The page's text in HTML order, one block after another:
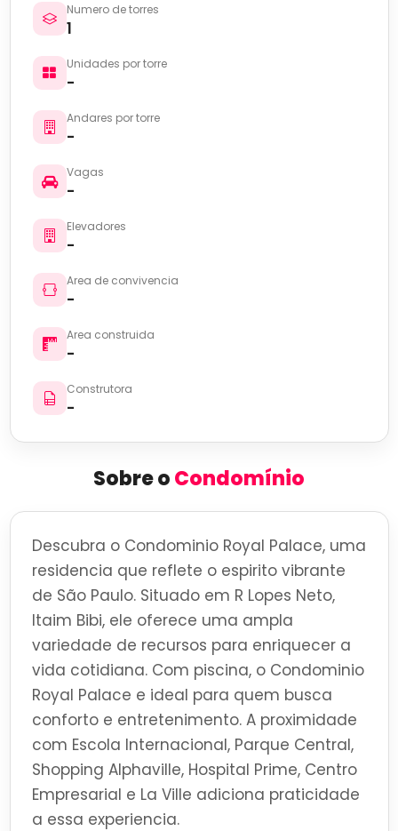
Numero de torres
1
Unidades por torre
-
Andares por torre
-
Vagas
-
Elevadores
-
Area de convivencia
-
Area construida
-
Construtora
-
Sobre oCondomínio
Descubra o Condominio Royal Palace, uma
residencia que reflete o espirito vibrante
de São Paulo. Situado em R Lopes Neto,
Itaim Bibi, ele oferece uma ampla
variedade de recursos para enriquecer a
vida cotidiana. Com piscina, o Condominio
Royal Palace e ideal para quem busca
conforto e entretenimento. A proximidade
com Escola Internacional, Parque Central,
Shopping Alphaville, Hospital Prime, Centro
Empresarial e La Ville adiciona praticidade
a essa experiencia.